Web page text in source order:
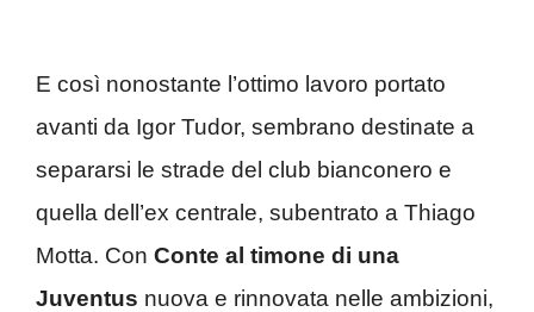
E così nonostante l’ottimo lavoro portato
avanti da Igor Tudor, sembrano destinate a
separarsi le strade del club bianconero e
quella dell’ex centrale, subentrato a Thiago
Motta. Con Conte al timone di una
Juventus nuova e rinnovata nelle ambizioni,